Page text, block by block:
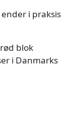
i praksis
blok
i Danmarks